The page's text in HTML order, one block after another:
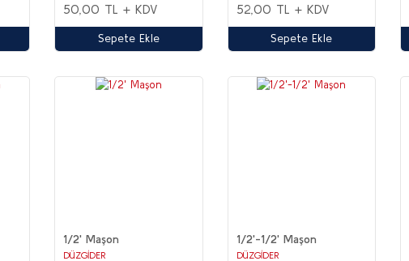
50,00 TL + KDV
Sepete Ekle
52,00 TL + KDV
Sepete Ekle
1/2' Maşon
DÜZGİDER
1/2'-1/2' Maşon
DÜZGİDER